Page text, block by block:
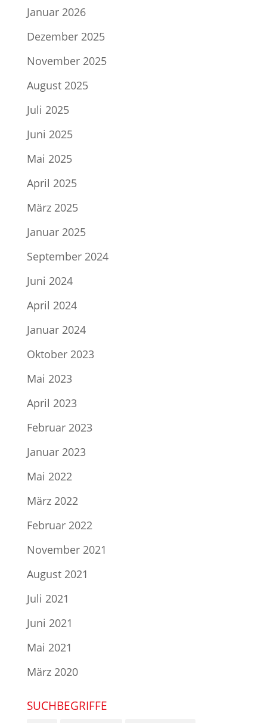
Januar 2026
Dezember 2025
November 2025
August 2025
Juli 2025
Juni 2025
Mai 2025
April 2025
März 2025
Januar 2025
September 2024
Juni 2024
April 2024
Januar 2024
Oktober 2023
Mai 2023
April 2023
Februar 2023
Januar 2023
Mai 2022
März 2022
Februar 2022
November 2021
August 2021
Juli 2021
Juni 2021
Mai 2021
März 2020
SUCHBEGRIFFE